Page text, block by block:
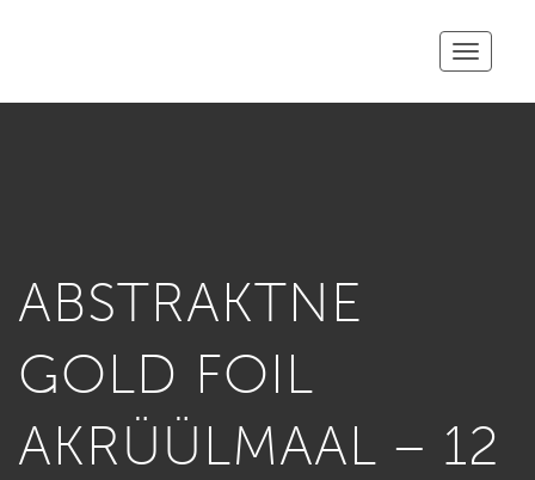
Toggle
ABSTRAKTNE
GOLD FOIL
AKRÜÜLMAAL – 12